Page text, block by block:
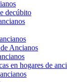
decúbito
Ancianos
en hogares de